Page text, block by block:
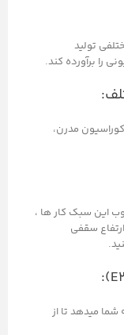
تولید
را برآورده کند.
مدرن،
خوب این سبک کار ها ،
سقفی
شما میدهد تا از